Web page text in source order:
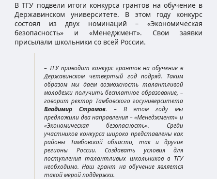
В ТГУ подвели итоги конкурса грантов на обучение в
Державинском университете. В этом году конкурс
состоял из двух номинаций – «Экономическая
безопасность» и «Менеджмент». Свои заявки
присылали школьники со всей России.
– ТГУ проводит конкурс грантов на обучение в
Державинском четвертый год подряд. Таким
образом мы даем возможность талантливой
молодежи получить бесплатное образование, –
говорит ректор Тамбовского госуниверситета
Владимир Стромов. – В этом году мы
предложили два направления – «Менеджмент» и
«Экономическая безопасность». Среди
участников конкурса широко представлены как
районы Тамбовской области, так и другие
регионы России. Создавать условия для
поступления талантливых школьников в ТГУ
необходимо. Наш грант на обучение является
такой мерой поддержки.